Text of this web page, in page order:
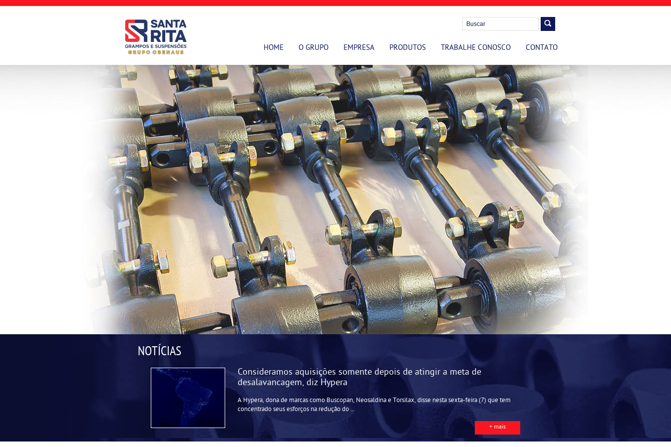
HOME O GRUPO EMPRESA PRODUTOS TRABALHE CONOSCO CONTATO
NOTÍCIAS
Consideramos aquisições somente depois de atingir a meta de
desalavancagem, diz Hypera
A Hypera, dona de marcas como Buscopan, Neosaldina e Torsilax, disse nesta sexta-feira (7) que tem
concentrado seus esforços na redução do ...
+ mais